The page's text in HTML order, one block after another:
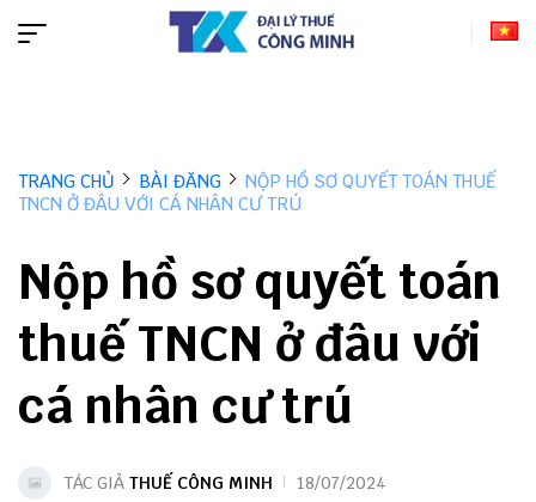
TRANG CHỦ BÀI ĐĂNG
NỘP HỒ SƠ QUYẾT TOÁN THUẾ
TNCN Ở ĐÂU VỚI CÁ NHÂN CƯ TRÚ
Nộp hồ sơ quyết toán
thuế TNCN ở đâu với
cá nhân cư trú
TÁC GIẢ THUẾ CÔNG MINH 18/07/2024